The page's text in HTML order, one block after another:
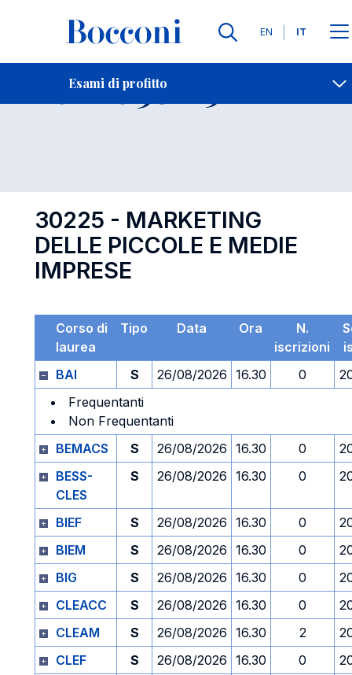
Lingue
EN IT
Esami di profitto
Contatti
Esame 30225 Open
30225 - MARKETING
DELLE PICCOLE E MEDIE
IMPRESE
Corso di
laurea
Tipo Data Ora
N.
iscrizioni
BAI
S 26/08/2026 16.30 0
Frequentanti
Non Frequentanti
BEMACS
S 26/08/2026 16.30 0
BESS-
CLES
S 26/08/2026 16.30 0
BIEF S 26/08/2026 16.30 0
BIEM
S 26/08/2026 16.30 0
BIG
S 26/08/2026 16.30 0
CLEACC
S 26/08/2026 16.30 0
CLEAM
S 26/08/2026 16.30 2
CLEF
S 26/08/2026 16.30 0